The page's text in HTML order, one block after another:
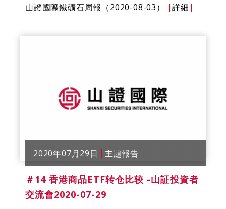
山證國際鐵礦石​​周報（2020-08-03） |詳細 |
2020年07月29日 主題報告
＃14 香港商品ETF转仓比较 -山証投資者
交流會2020-07-29